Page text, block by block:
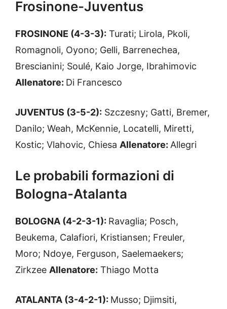
Frosinone-Juventus
FROSINONE (4-3-3): Turati; Lirola, Pkoli,
Romagnoli, Oyono; Gelli, Barrenechea,
Brescianini; Soulé, Kaio Jorge, Ibrahimovic
Allenatore: Di Francesco
JUVENTUS (3-5-2): Szczesny; Gatti, Bremer,
Danilo; Weah, McKennie, Locatelli, Miretti,
Kostic; Vlahovic, Chiesa Allenatore: Allegri
Le probabili formazioni di
Bologna-Atalanta
BOLOGNA (4-2-3-1): Ravaglia; Posch,
Beukema, Calafiori, Kristiansen; Freuler,
Moro; Ndoye, Ferguson, Saelemaekers;
Zirkzee Allenatore: Thiago Motta
ATALANTA (3-4-2-1): Musso; Djimsiti,